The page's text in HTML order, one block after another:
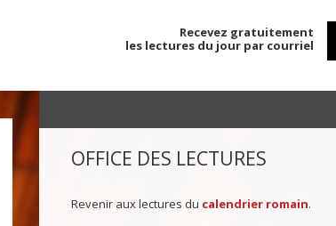
Recevez gratuitement
les lectures du jour par courriel
OFFICE DES LECTURES
Revenir aux lectures du calendrier romain.